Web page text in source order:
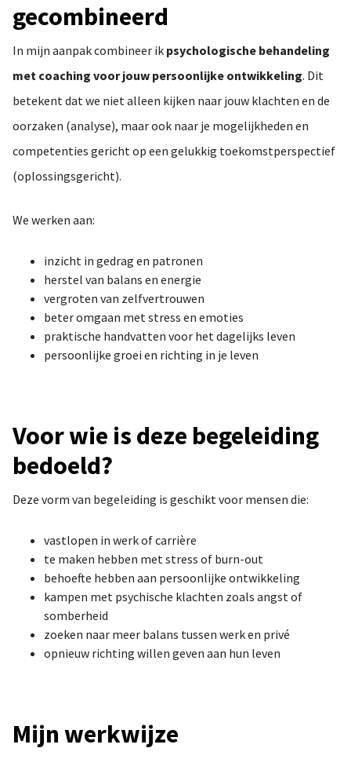
gecombineerd
In mijn aanpak combineer ik psychologische behandeling
met coaching voor jouw persoonlijke ontwikkeling. Dit
betekent dat we niet alleen kijken naar jouw klachten en de
oorzaken (analyse), maar ook naar je mogelijkheden en
competenties gericht op een gelukkig toekomstperspectief
(oplossingsgericht).
We werken aan:
inzicht in gedrag en patronen
herstel van balans en energie
vergroten van zelfvertrouwen
beter omgaan met stress en emoties
praktische handvatten voor het dagelijks leven
persoonlijke groei en richting in je leven
Voor wie is deze begeleiding
bedoeld?
Deze vorm van begeleiding is geschikt voor mensen die:
vastlopen in werk of carrière
te maken hebben met stress of burn-out
behoefte hebben aan persoonlijke ontwikkeling
kampen met psychische klachten zoals angst of
somberheid
zoeken naar meer balans tussen werk en privé
opnieuw richting willen geven aan hun leven
Mijn werkwijze